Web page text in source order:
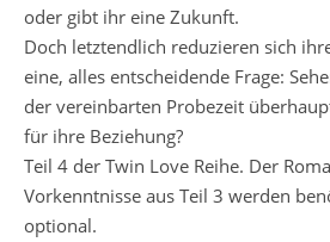
oder gibt ihr eine Zukunft.
Doch letztendlich reduzieren sich
eine, alles entscheidende Frage:
der vereinbarten Probezeit
für ihre Beziehung?
Teil 4 der Twin Love Reihe. Der
Vorkenntnisse aus Teil 3 werden
optional.